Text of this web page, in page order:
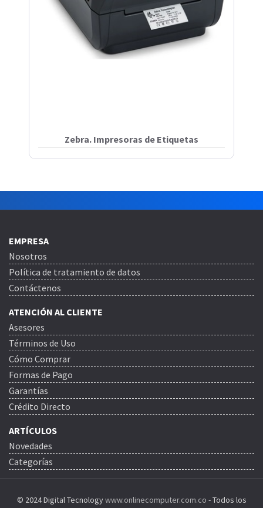
Zebra. Impresoras de Etiquetas
EMPRESA
Nosotros
Política de tratamiento de datos
Contáctenos
ATENCIÓN AL CLIENTE
Asesores
Términos de Uso
Cómo Comprar
Formas de Pago
Garantías
Crédito Directo
ARTÍCULOS
Novedades
Categorías
© 2024 Digital Tecnologywww.onlinecomputer.com.co - Todos los